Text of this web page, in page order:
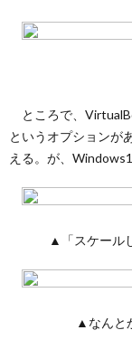
まと
ところで、
というオプションが
える。が、
▲「スケール
▲なんと